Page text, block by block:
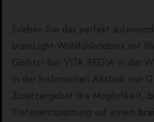
Erleben Sie das perfekt
brainLight-Wohlfühlerlebnis mit
Görlitz! Bei VITA REGIA in der
in der historischen Altstadt von
Zusatzangebot die Möglichkeit,
Tiefenentspannung auf einem